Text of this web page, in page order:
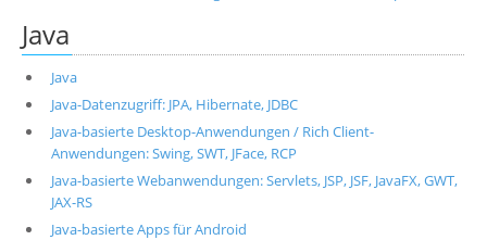
Java
Java
Java-Datenzugriff: JPA, Hibernate, JDBC
Java-basierte Desktop-Anwendungen / Rich Client-
Anwendungen: Swing, SWT, JFace, RCP
Java-basierte Webanwendungen: Servlets, JSP, JSF, JavaFX, GWT,
JAX-RS
Java-basierte Apps für Android